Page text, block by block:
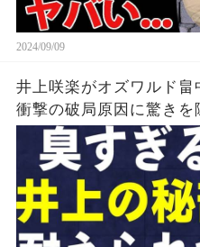
2024/09/09
井上咲楽がオズワルド
衝撃の破局原因に驚き
護生活の真相